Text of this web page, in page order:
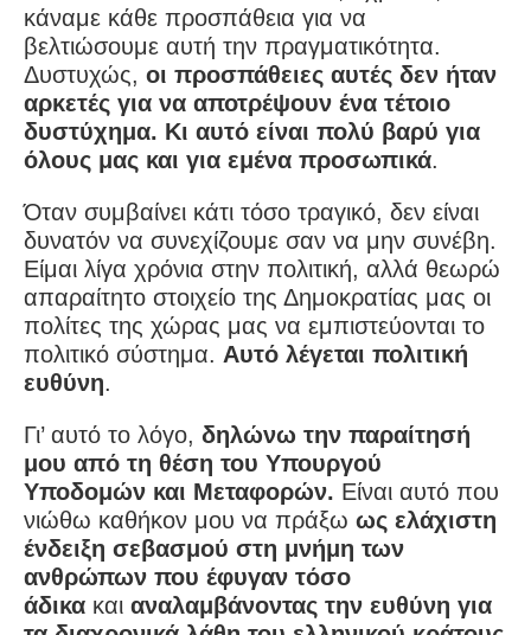
κάναμε κάθε προσπάθεια για να
βελτιώσουμε αυτή την πραγματικότητα.
Δυστυχώς, οι προσπάθειες αυτές δεν ήταν
αρκετές για να αποτρέψουν ένα τέτοιο
δυστύχημα. Κι αυτό είναι πολύ βαρύ για
όλους μας και για εμένα προσωπικά.
Όταν συμβαίνει κάτι τόσο τραγικό, δεν είναι
δυνατόν να συνεχίζουμε σαν να μην συνέβη.
Είμαι λίγα χρόνια στην πολιτική, αλλά θεωρώ
απαραίτητο στοιχείο της Δημοκρατίας μας οι
πολίτες της χώρας μας να εμπιστεύονται το
πολιτικό σύστημα. Αυτό λέγεται πολιτική
ευθύνη.
Γι’ αυτό το λόγο, δηλώνω την παραίτησή
μου από τη θέση του Υπουργού
Υποδομών και Μεταφορών. Είναι αυτό που
νιώθω καθήκον μου να πράξω ως ελάχιστη
ένδειξη σεβασμού στη μνήμη των
ανθρώπων που έφυγαν τόσο
άδικα και αναλαμβάνοντας την ευθύνη για